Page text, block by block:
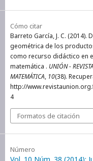
Cómo citar
Barreto García, J. C. (2014).
geométrica de los
como recurso didáctico en
matemática . UNIÓN -
MATEMÁTICA, 10(38).
http://
4
Formatos de citación
Número
Vol. 10 Núm. 38 (2014):